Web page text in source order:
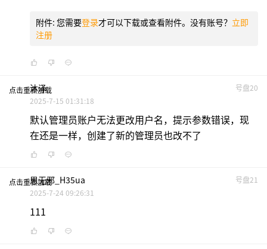
附件: 您需要登录才可以下载或查看附件。没有账号？ 立即
注册
点击重新加载 号盘20
沐泽
2025-7-15 01:31:18
默认管理员账户无法更改用户名，提示参数错误，现
在还是一样，创建了新的管理员也改不了
点击重新加载 号盘21
思无邪_H35ua
2025-7-24 09:26:31
111